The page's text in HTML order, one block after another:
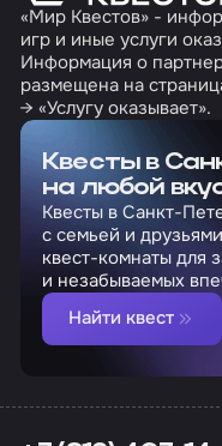
«Мир Квестов» -
игр и иные услуги
Информация о
размещена на
→ «Услугу оказывает».
Квесты в
на любой
Квесты в Санкт-
с семьей и
квест-комнаты для
и незабываемых
Найти квест